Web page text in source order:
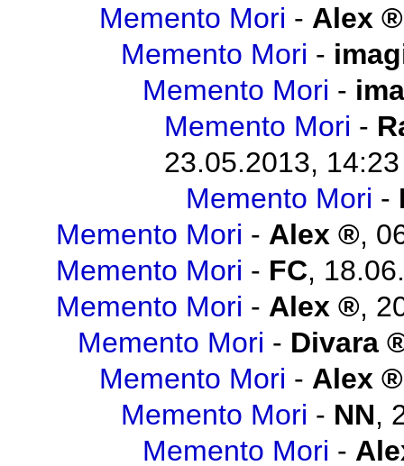
Memento Mori - Alex
Memento Mori -
Memento Mori -
Memento Mori -
23.05.2013, 14:23
Memento Mori -
Memento Mori - Alex ,
Memento Mori - FC,
Memento Mori - Alex ,
Memento Mori - Divara
Memento Mori - Alex
Memento Mori - NN,
Memento Mori -